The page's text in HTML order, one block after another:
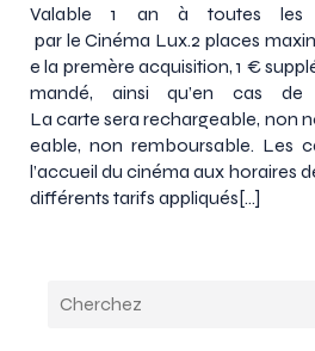
Valable 1 an à toutes les
par le Cinéma Lux.2 places
e la premère acquisition, 1 €
mandé, ainsi qu’en cas
La carte sera rechargeable, non
eable, non remboursable. Les
l’accueil du cinéma aux horaires
différents tarifs appliqués[…]